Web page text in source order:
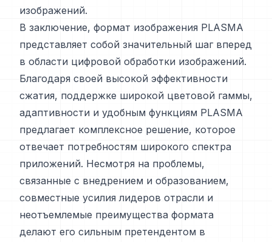
изображений.
В заключение, формат изображения PLASMA
представляет собой значительный шаг вперед
в области цифровой обработки изображений.
Благодаря своей высокой эффективности
сжатия, поддержке широкой цветовой гаммы,
адаптивности и удобным функциям PLASMA
предлагает комплексное решение, которое
отвечает потребностям широкого спектра
приложений. Несмотря на проблемы,
связанные с внедрением и образованием,
совместные усилия лидеров отрасли и
неотъемлемые преимущества формата
делают его сильным претендентом в